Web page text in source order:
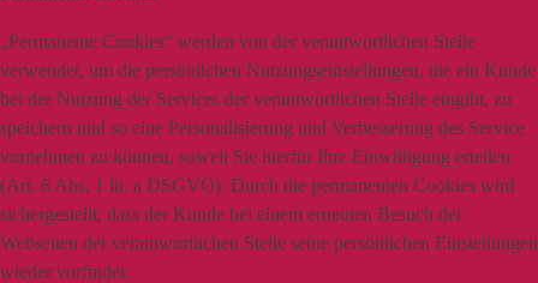
„Permanente Cookies“ werden von der verantwortlichen Stelle
verwendet, um die persönlichen Nutzungseinstellungen, die ein Kunde
bei der Nutzung der Services der verantwortlichen Stelle eingibt, zu
speichern und so eine Personalisierung und Verbesserung des Service
vornehmen zu können, soweit Sie hierfür Ihre Einwilligung erteilen
(Art. 6 Abs. 1 lit. a DSGVO). Durch die permanenten Cookies wird
sichergestellt, dass der Kunde bei einem erneuten Besuch der
Webseiten der verantwortlichen Stelle seine persönlichen Einstellungen
wieder vorfindet.